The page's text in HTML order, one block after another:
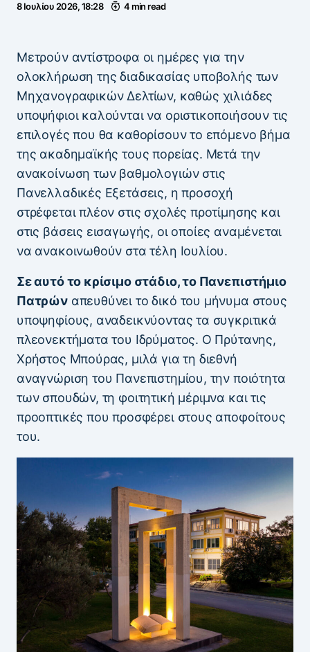
8 Ιουλίου 2026, 18:28 4 min read
Μετρούν αντίστροφα οι ημέρες για την
ολοκλήρωση της διαδικασίας υποβολής των
Μηχανογραφικών Δελτίων, καθώς χιλιάδες
υποψήφιοι καλούνται να οριστικοποιήσουν τις
επιλογές που θα καθορίσουν το επόμενο βήμα
της ακαδημαϊκής τους πορείας. Μετά την
ανακοίνωση των βαθμολογιών στις
Πανελλαδικές Εξετάσεις, η προσοχή
στρέφεται πλέον στις σχολές προτίμησης και
στις βάσεις εισαγωγής, οι οποίες αναμένεται
να ανακοινωθούν στα τέλη Ιουλίου.
Σε αυτό το κρίσιμο στάδιο, το Πανεπιστήμιο
Πατρώναπευθύνει το δικό του μήνυμα στους
υποψηφίους, αναδεικνύοντας τα συγκριτικά
πλεονεκτήματα του Ιδρύματος. Ο Πρύτανης,
Χρήστος Μπούρας, μιλά για τη διεθνή
αναγνώριση του Πανεπιστημίου, την ποιότητα
των σπουδών, τη φοιτητική μέριμνα και τις
προοπτικές που προσφέρει στους αποφοίτους
του.